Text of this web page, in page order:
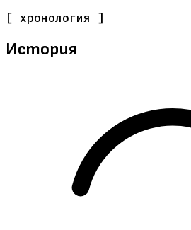
[ хронология ]
История